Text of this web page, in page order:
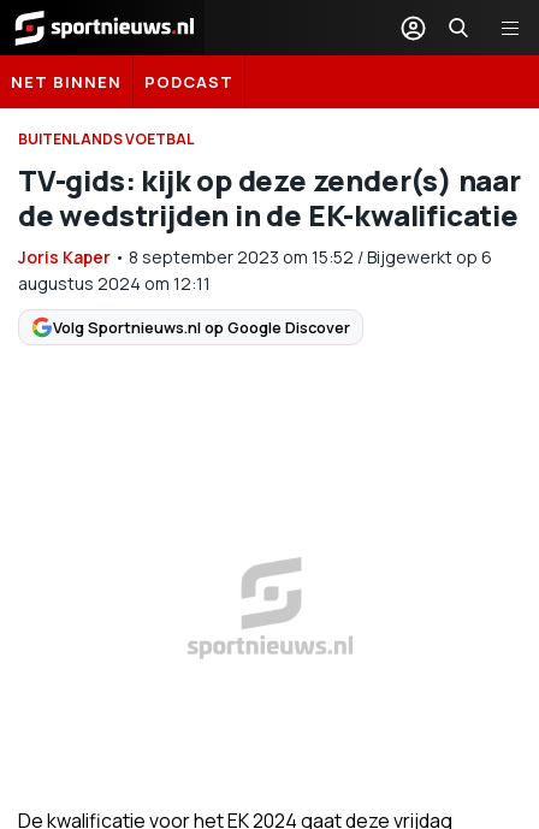
Sportnieuws.nl
NET BINNEN PODCAST
BUITENLANDS VOETBAL
TV-gids: kijk op deze zender(s) naar
de wedstrijden in de EK-kwalificatie
Joris Kaper • 8 september 2023 om 15:52 /Bijgewerkt op 6
augustus 2024 om 12:11
Volg Sportnieuws.nl op Google Discover
De kwalificatie voor het EK 2024 gaat deze vrijdag